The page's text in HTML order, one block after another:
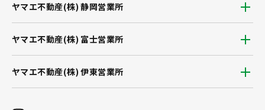
ヤマエ不動産(株) 静岡営業所
ヤマエ不動産(株) 富士営業所
ヤマエ不動産(株) 伊東営業所